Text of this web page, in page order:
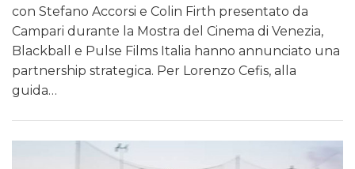
con Stefano Accorsi e Colin Firth presentato da
Campari durante la Mostra del Cinema di Venezia,
Blackball e Pulse Films Italia hanno annunciato una
partnership strategica. Per Lorenzo Cefis, alla
guida…